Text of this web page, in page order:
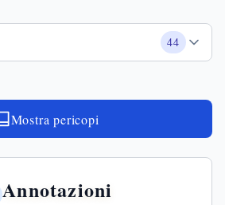
44
Mostra pericopi
Annotazioni